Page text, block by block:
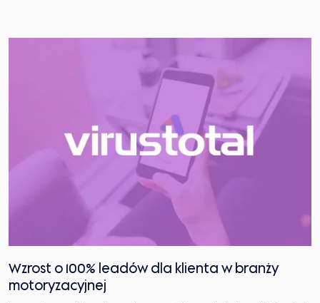
Wzrost o 100% leadów dla klienta w branży
motoryzacyjnej